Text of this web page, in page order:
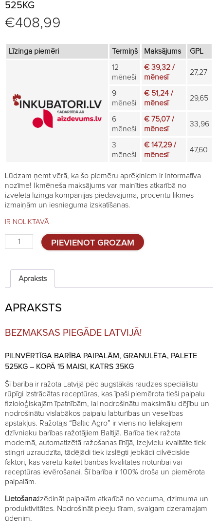
525KG
€408,99
Līzinga piemēri Termiņš Maksājums GPL
12
mēneši
€ 39,32 /
mēnesī
27,27
9
mēneši
€ 51,24 /
mēnesī
29,65
6
mēneši
€ 75,07 /
mēnesī
33,96
3
mēneši
€ 147,29 /
mēnesī
47,60
Lūdzam ņemt vērā, ka šo piemēru aprēķiniem ir informatīva
nozīme! Ikmēneša maksājums var mainīties atkarībā no
izvēlētā līzinga kompānijas piedāvājuma, procentu likmes
izmaiņām un iesnieguma izskatīšanas.
IR NOLIKTAVĀ
Pilnvērtīga
barība
granulēta
525kg
quantity
PIEVIENOT GROZAM
Apraksts
APRAKSTS
BEZMAKSAS PIEGĀDE LATVIJĀ!
PILNVĒRTĪGA BARĪBA PAIPALĀM, GRANULĒTA, PALETE
525KG – KOPĀ 15 MAISI, KATRS 35KG
Šī barība ir ražota Latvijā pēc augstākās raudzes speciālistu
rūpīgi izstrādātas receptūras, kas īpaši piemērota tieši paipalu
fizioloģiskajām īpatnībām, lai nodrošinātu maksimālu dējību un
nodrošinātu vislabākos paipalu labturības un veselības
apstākļus. Ražotājs “Baltic Agro” ir viens no lielākajiem
dzīvnieku barības ražotājiem Baltijā. Barība tiek ražota
modernā, automatizētā ražošanas līnījā, izejvielu kvalitāte tiek
stingri uzraudzīta, tādējādi tiek izslēgti jebkādi cilvēciskie
faktori, kas varētu kaitēt barības kvalitātes noturībai vai
receptūras ievērošanai. Šī barība ir 100% droša un piemērota
paipalām.
Lietošana: Izēdināt paipalām atkarībā no vecuma, dzimuma un
produktivitātes. Nodrošināt pieeju tīram, svaigam dzeramajam
ūdenim.